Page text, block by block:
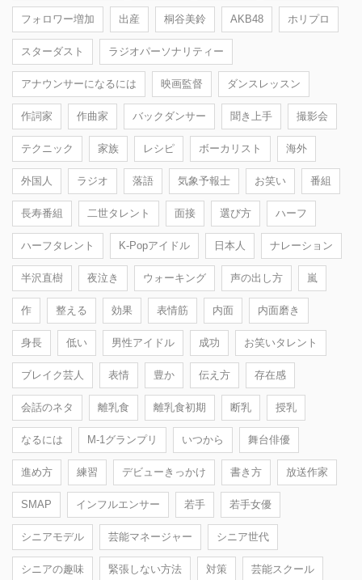
フォロワー増加 出産 桐谷美鈴 AKB48 ホリプロ
スターダスト ラジオパーソナリティー
アナウンサーになるには 映画監督 ダンスレッスン
作詞家 作曲家 バックダンサー 聞き上手 撮影会
テクニック 家族 レシピ ボーカリスト 海外
外国人 ラジオ 落語 気象予報士 お笑い 番組
長寿番組 二世タレント 面接 選び方 ハーフ
ハーフタレント K-Popアイドル 日本人 ナレーション
半沢直樹 夜泣き ウォーキング 声の出し方 嵐
作 整える 効果 表情筋 内面 内面磨き
身長 低い 男性アイドル 成功 お笑いタレント
ブレイク芸人 表情 豊か 伝え方 存在感
会話のネタ 離乳食 離乳食初期 断乳 授乳
なるには M-1グランプリ いつから 舞台俳優
進め方 練習 デビューきっかけ 書き方 放送作家
SMAP インフルエンサー 若手 若手女優
シニアモデル 芸能マネージャー シニア世代
シニアの趣味 緊張しない方法 対策 芸能スクール